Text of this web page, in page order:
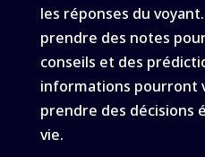
les réponses du
prendre des notes
conseils et des
informations pourront
prendre des décisions
vie.